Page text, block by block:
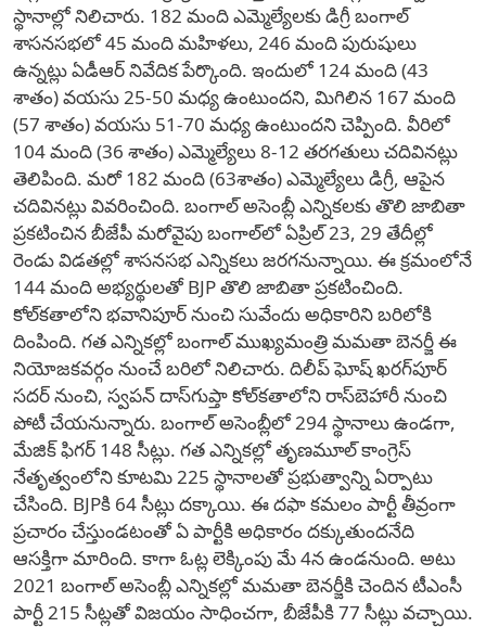
స్థానాల్లో నిలిచారు. 182 మంది ఎమ్మెల్యేలకు డిగ్రీ బంగాల్​
శాసనసభలో 45 మంది మహిళలు, 246 మంది పురుషులు
ఉన్నట్లు ఏడీఆర్ నివేదిక పేర్కొంది. ఇందులో 124 మంది (43
శాతం) వయసు 25-50 మధ్య ఉంటుందని, మిగిలిన 167 మంది
(57 శాతం) వయసు 51-70 మధ్య ఉంటుందని చెప్పింది. వీరిలో
104 మంది (36 శాతం) ఎమ్మెల్యేలు 8-12 తరగతులు చదివినట్లు
తెలిపింది. మరో 182 మంది (63శాతం) ఎమ్మెల్యేలు డిగ్రీ, ఆపైన
చదివినట్లు వివరించింది. బంగాల్ అసెంబ్లీ ఎన్నికలకు తొలి జాబితా
ప్రకటించిన బీజేపీ మరోవైపు బంగాల్‌లో ఏప్రిల్‌ 23, 29 తేదీల్లో
రెండు విడతల్లో శాసనసభ ఎన్నికలు జరగనున్నాయి. ఈ క్రమంలోనే
144 మంది అభ్యర్థులతో BJP తొలి జాబితా ప్రకటించింది.
కోల్‌కతాలోని భవానిపూర్ నుంచి సువేందు అధికారిని బరిలోకి
దింపింది. గత ఎన్నికల్లో బంగాల్ ముఖ్యమంత్రి మమతా బెనర్జీ ఈ
నియోజకవర్గం నుంచే బరిలో నిలిచారు. దిలీప్ ఘోష్ ఖరగ్‌పూర్
సదర్ నుంచి, స్వపన్ దాస్‌గుప్తా కోల్‌కతాలోని రాస్‌బెహారీ నుంచి
పోటీ చేయనున్నారు. బంగాల్‌ అసెంబ్లీలో 294 స్థానాలు ఉండగా,
మేజిక్ ఫిగర్ 148 సీట్లు. గత ఎన్నికల్లో తృణమూల్ కాంగ్రెస్
నేతృత్వంలోని కూటమి 225 స్థానాలతో ప్రభుత్వాన్ని ఏర్పాటు
చేసింది. BJPకి 64 సీట్లు దక్కాయి. ఈ దఫా కమలం పార్టీ తీవ్రంగా
ప్రచారం చేస్తుండటంతో ఏ పార్టీకి అధికారం దక్కుతుందనేది
ఆసక్తిగా మారింది. కాగా ఓట్ల లెక్కింపు మే 4న ఉండనుంది. అటు
2021 బంగాల్ అసెంబ్లీ ఎన్నికల్లో మమతా బెనర్జీకి చెందిన టీఎంసీ
పార్టీ 215 సీట్లతో విజయం సాధించగా, బీజేపీకి 77 సీట్లు వచ్చాయి.